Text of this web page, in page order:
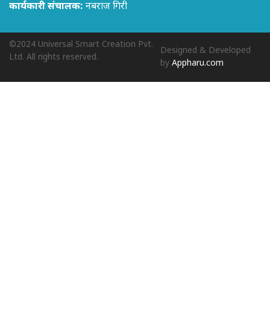
कार्यकारी संचालक: नबराज गिरी
©2024 Universal Smart Creation Pvt.
Ltd. All rights reserved.
Designed & Developed
byAppharu.com